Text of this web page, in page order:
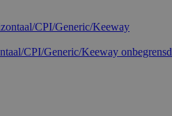
CPI/Generic/Keeway onbegrensd